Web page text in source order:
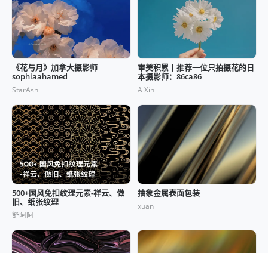
《花与月》加拿大摄影师
sophiaahamed
StarAsh
审美积累丨推荐一位只拍摄花的日
本摄影师：86ca86
A Xin
500+国风免扣纹理元素-祥云、做
旧、纸张纹理
舒阿阿
抽象金属表面包装
xuan